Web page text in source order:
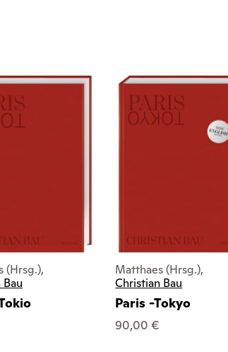
(Hrsg.),
Matthaes (Hrsg.),
Christian Bau
Paris -Tokyo
90,00 €